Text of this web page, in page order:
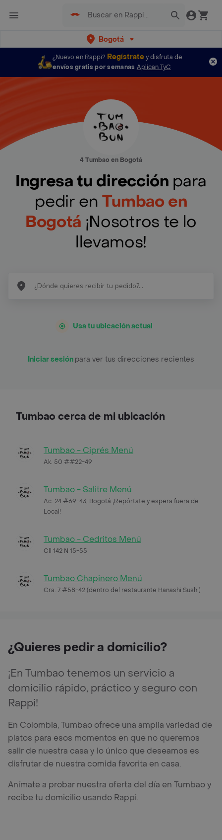
Bogotá
¿Nuevo en Rappi? Regístratey disfruta de
envíos gratis por semanas Aplican TyC
4 Tumbao en Bogotá
Ingresa tu dirección para
pedir en Tumbao en
Bogotá ¡Nosotros te lo
llevamos!
Usa tu ubicación actual
Iniciar sesión para ver tus direcciones recientes
Tumbao cerca de mi ubicación
Tumbao - Ciprés Menú
Ak. 50 ##22-49
Tumbao - Salitre Menú
Ac. 24 #69-43, Bogotá ¡Repórtate y espera fuera de
Local!
Tumbao - Cedritos Menú
Cll 142 N 15-55
Tumbao Chapinero Menú
Cra. 7 #58-42 (dentro del restaurante Hanashi Sushi)
¿Quieres pedir a domicilio?
¡En Tumbao tenemos un servicio a
domicilio rápido, práctico y seguro con
Rappi!
En Colombia, Tumbao ofrece una amplia variedad de
platos para esos momentos en que no queremos
salir de nuestra casa y lo único que deseamos es
disfrutar de nuestra comida favorita en casa.
Anímate a probar nuestra oferta del día en Tumbao y
recibe tu domicilio usando Rappi.